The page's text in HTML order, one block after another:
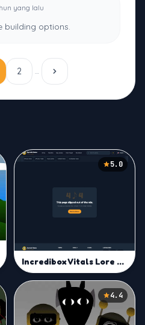
yang lalu
building options.
2 …
5.0
Incredibox Vitals Lore Project
4.4